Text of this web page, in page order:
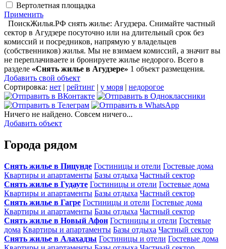
Вертолетная площадка
Применить
ПоискЖилья.РФ снять жилье: Агудзера. Снимайте частный
сектор в Агудзере посуточно или на длительный срок без
комиссий и посредников, напрямую у владельцев
(собственников) жилья. Мы не взимаем комиссий, а значит вы
не переплачиваете и бронируете жилье недорого. Всего в
разделе «Снять жилье в Агудзере» 1 объект размещения.
Добавить свой объект
Сортировка: нет | рейтинг | у моря | недорогое
Ничего не найдено. Совсем ничего...
Добавить объект
Города рядом
Снять жилье в Пицунде Гостиницы и отели Гостевые дома
Квартиры и апартаменты Базы отдыха Частный сектор
Снять жилье в Гудауте Гостиницы и отели Гостевые дома
Квартиры и апартаменты Базы отдыха Частный сектор
Снять жилье в Гагре Гостиницы и отели Гостевые дома
Квартиры и апартаменты Базы отдыха Частный сектор
Снять жилье в Новый Афон Гостиницы и отели Гостевые
дома Квартиры и апартаменты Базы отдыха Частный сектор
Снять жилье в Алахадзы Гостиницы и отели Гостевые дома